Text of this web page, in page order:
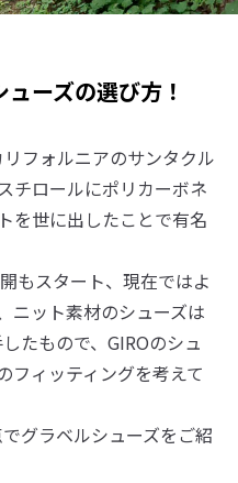
ーズの選び方！
フォルニアのサンタクル
チロールにポリカーボネ
を世に出したことで有名
もスタート、現在ではよ
ニット素材のシューズは
たもので、GIROのシュ
フィッティングを考えて
グラベルシューズをご紹